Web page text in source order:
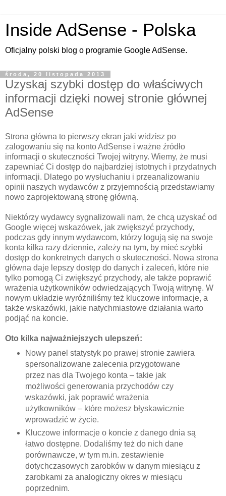
Inside AdSense - Polska
Oficjalny polski blog o programie Google AdSense.
środa, 20 listopada 2013
Uzyskaj szybki dostęp do właściwych
informacji dzięki nowej stronie głównej
AdSense
Strona główna to pierwszy ekran jaki widzisz po
zalogowaniu się na konto AdSense i ważne źródło
informacji o skuteczności Twojej witryny. Wiemy, że musi
zapewniać Ci dostęp do najbardziej istotnych i przydatnych
informacji. Dlatego po wysłuchaniu i przeanalizowaniu
opinii naszych wydawców z przyjemnością przedstawiamy
nowo zaprojektowaną stronę główną.
Niektórzy wydawcy sygnalizowali nam, że chcą uzyskać od
Google więcej wskazówek, jak zwiększyć przychody,
podczas gdy innym wydawcom, którzy logują się na swoje
konta kilka razy dziennie, zależy na tym, by mieć szybki
dostęp do konkretnych danych o skuteczności. Nowa strona
główna daje lepszy dostęp do danych i zaleceń, które nie
tylko pomogą Ci zwiększyć przychody, ale także poprawić
wrażenia użytkowników odwiedzających Twoją witrynę. W
nowym układzie wyróżniliśmy też kluczowe informacje, a
także wskazówki, jakie natychmiastowe działania warto
podjąć na koncie.
Oto kilka najważniejszych ulepszeń:
Nowy panel statystyk po prawej stronie zawiera
spersonalizowane zalecenia przygotowane
przez nas dla Twojego konta – takie jak
możliwości generowania przychodów czy
wskazówki, jak poprawić wrażenia
użytkowników – które możesz błyskawicznie
wprowadzić w życie.
Kluczowe informacje o koncie z danego dnia są
łatwo dostępne. Dodaliśmy też do nich dane
porównawcze, w tym m.in. zestawienie
dotychczasowych zarobków w danym miesiącu z
zarobkami za analogiczny okres w miesiącu
poprzednim.